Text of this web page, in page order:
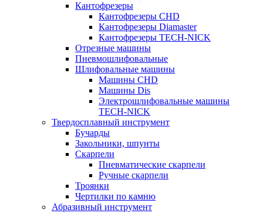
Кантофрезеры
Кантофрезеры CHD
Кантофрезеры Diamaster
Кантофрезеры TECH-NICK
Отрезные машины
Пневмошлифовальные
Шлифовальные машины
Машины CHD
Машины Dis
Электрошлифовальные машины
TECH-NICK
Твердосплавный инструмент
Бучарды
Закольники, шпунты
Скарпели
Пневматические скарпели
Ручные скарпели
Троянки
Чертилки по камню
Абразивный инструмент